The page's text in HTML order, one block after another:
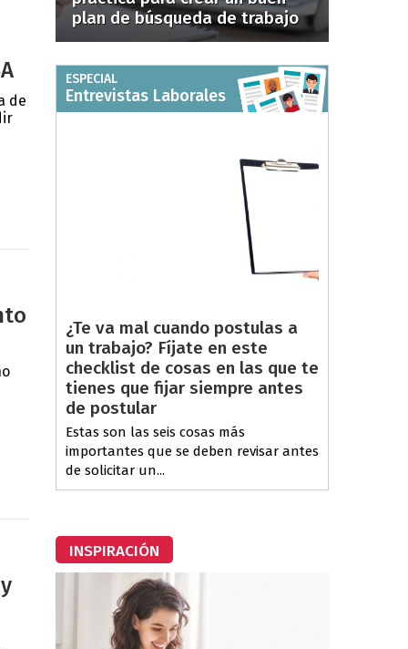
de
plan de búsqueda de trabajo
ESPECIAL
Entrevistas Laborales
¿Te va mal cuando postulas a
un trabajo? Fíjate en este
checklist de cosas en las que te
tienes que fijar siempre antes
de postular
Estas son las seis cosas más
importantes que se deben revisar antes
de solicitar un...
INSPIRACIÓN